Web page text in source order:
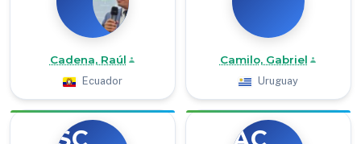
Cadena, Raúl
Ecuador
Camilo, Gabriel
Uruguay